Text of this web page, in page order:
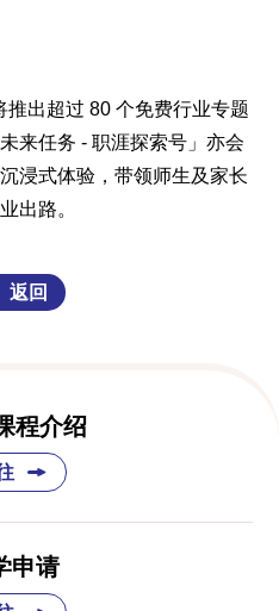
出超过 80 个免费行业专题
来任务 - 职涯探索号」亦会
浸式体验，带领师生及家长
出路。
返回
程介绍
申请